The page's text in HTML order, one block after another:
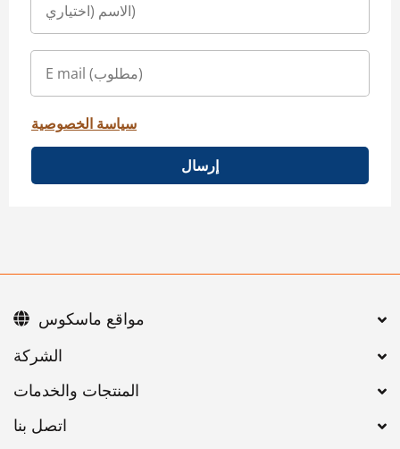
سياسة الخصوصية
إرسال
اتصل بنا
مواقع ماسكوس